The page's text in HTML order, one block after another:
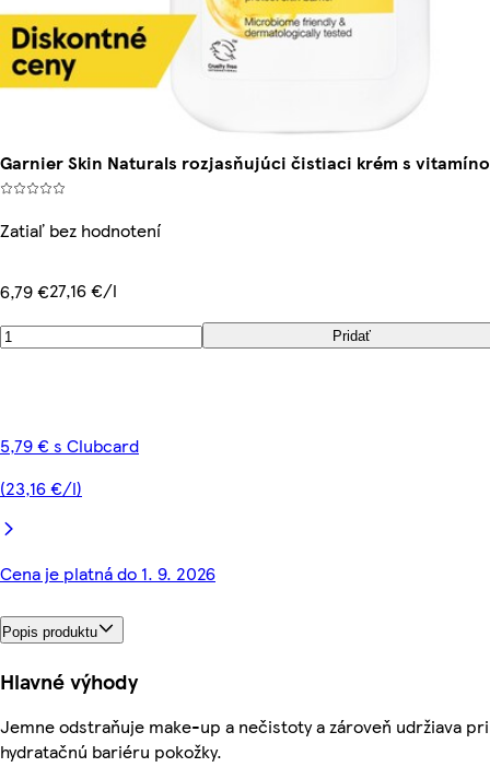
Garnier Skin Naturals rozjasňujúci čistiaci krém s
Zatiaľ bez hodnotení
6,79 €27,16 €/l
Pridať
5,79 € s Clubcard
(23,16 €/l)
Cena je platná do 1. 9. 2026
Popis produktu
Hlavné výhody
Jemne odstraňuje make-up a nečistoty a zároveň udržiava
hydratačnú bariéru pokožky.